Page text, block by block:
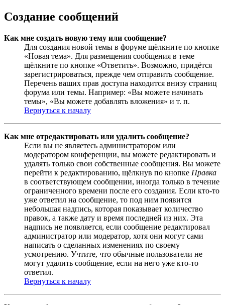
Создание сообщений
Как мне создать новую тему или сообщение?
Для создания новой темы в форуме щёлкните по кнопке
«Новая тема». Для размещения сообщения в теме
щёлкните по кнопке «Ответить». Возможно, придётся
зарегистрироваться, прежде чем отправить сообщение.
Перечень ваших прав доступа находится внизу страниц
форума или темы. Например: «Вы можете начинать
темы», «Вы можете добавлять вложения» и т. п.
Вернуться к началу
Как мне отредактировать или удалить сообщение?
Если вы не являетесь администратором или
модератором конференции, вы можете редактировать и
удалять только свои собственные сообщения. Вы можете
перейти к редактированию, щёлкнув по кнопке Правка
в соответствующем сообщении, иногда только в течение
ограниченного времени после его создания. Если кто-то
уже ответил на сообщение, то под ним появится
небольшая надпись, которая показывает количество
правок, а также дату и время последней из них. Эта
надпись не появляется, если сообщение редактировал
администратор или модератор, хотя они могут сами
написать о сделанных изменениях по своему
усмотрению. Учтите, что обычные пользователи не
могут удалить сообщение, если на него уже кто-то
ответил.
Вернуться к началу